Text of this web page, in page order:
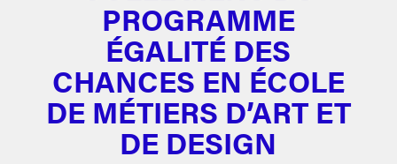
PROGRAMME
ÉGALITÉ DES
CHANCES EN ÉCOLE
DE MÉTIERS D’ART ET
DE DESIGN